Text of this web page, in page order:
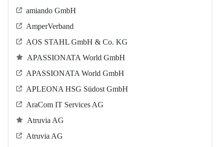
amiando GmbH
AmperVerband
AOS STAHL GmbH & Co. KG
APASSIONATA World GmbH
APASSIONATA World GmbH
APLEONA HSG Südost GmbH
AraCom IT Services AG
Atruvia AG
Atruvia AG